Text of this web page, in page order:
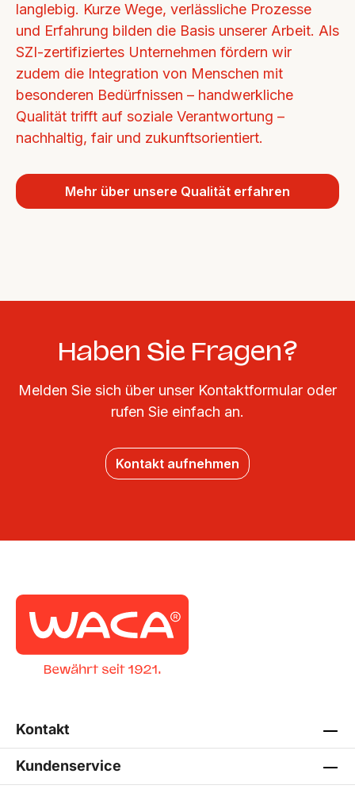
langlebig. Kurze Wege, verlässliche Prozesse
und Erfahrung bilden die Basis unserer Arbeit. Als
SZI-zertifiziertes Unternehmen fördern wir
zudem die Integration von Menschen mit
besonderen Bedürfnissen – handwerkliche
Qualität trifft auf soziale Verantwortung –
nachhaltig, fair und zukunftsorientiert.
Mehr über unsere Qualität erfahren
Haben Sie Fragen?
Melden Sie sich über unser Kontaktformular oder
rufen Sie einfach an.
Kontakt aufnehmen
Kontakt
Kundenservice